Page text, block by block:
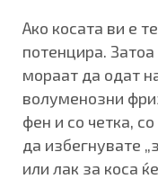
Ако косата ви е
потенцира.
мораат да одат
волуменозни
фен и со четка,
да избегнувате
или лак за коса